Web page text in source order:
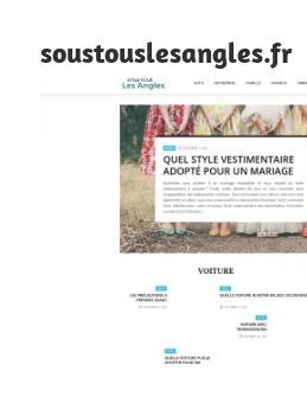
soustouslesangles.fr